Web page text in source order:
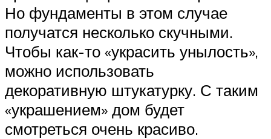
Но фундаменты в этом случае
получатся несколько скучными.
Чтобы как-то «украсить унылость»,
можно использовать
декоративную штукатурку. С таким
«украшением» дом будет
смотреться очень красиво.